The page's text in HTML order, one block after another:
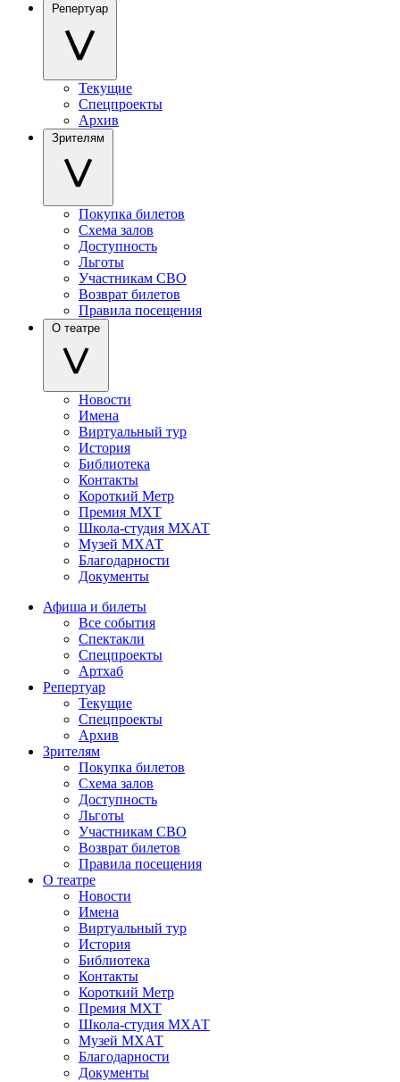
Репертуар
Текущие
Спецпроекты
Архив
Зрителям
Покупка билетов
Схема залов
Доступность
Льготы
Участникам СВО
Возврат билетов
Правила посещения
О театре
Новости
Имена
Виртуальный тур
История
Библиотека
Контакты
Короткий Метр
Премия МХТ
Школа-студия МХАТ
Музей МХАТ
Благодарности
Документы
Афиша и билеты
Все события
Спектакли
Спецпроекты
Артхаб
Репертуар
Текущие
Спецпроекты
Архив
Зрителям
Покупка билетов
Схема залов
Доступность
Льготы
Участникам СВО
Возврат билетов
Правила посещения
О театре
Новости
Имена
Виртуальный тур
История
Библиотека
Контакты
Короткий Метр
Премия МХТ
Школа-студия МХАТ
Музей МХАТ
Благодарности
Документы